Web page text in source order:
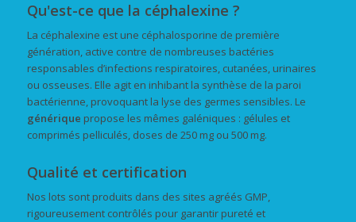
Qu'est-ce que la céphalexine ?
La céphalexine est une céphalosporine de première
génération, active contre de nombreuses bactéries
responsables d’infections respiratoires, cutanées, urinaires
ou osseuses. Elle agit en inhibant la synthèse de la paroi
bactérienne, provoquant la lyse des germes sensibles. Le
générique propose les mêmes galéniques : gélules et
comprimés pelliculés, doses de 250 mg ou 500 mg.
Qualité et certification
Nos lots sont produits dans des sites agréés GMP,
rigoureusement contrôlés pour garantir pureté et